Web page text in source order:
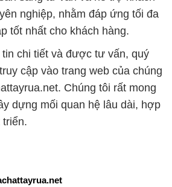
nghiệp, nhằm đáp ứng tối đa
tốt nhất cho khách hàng.
chi tiết và được tư vấn, quý
cập vào trang web của chúng
Chúng tôi rất mong
dựng mối quan hệ lâu dài, hợp
triển.